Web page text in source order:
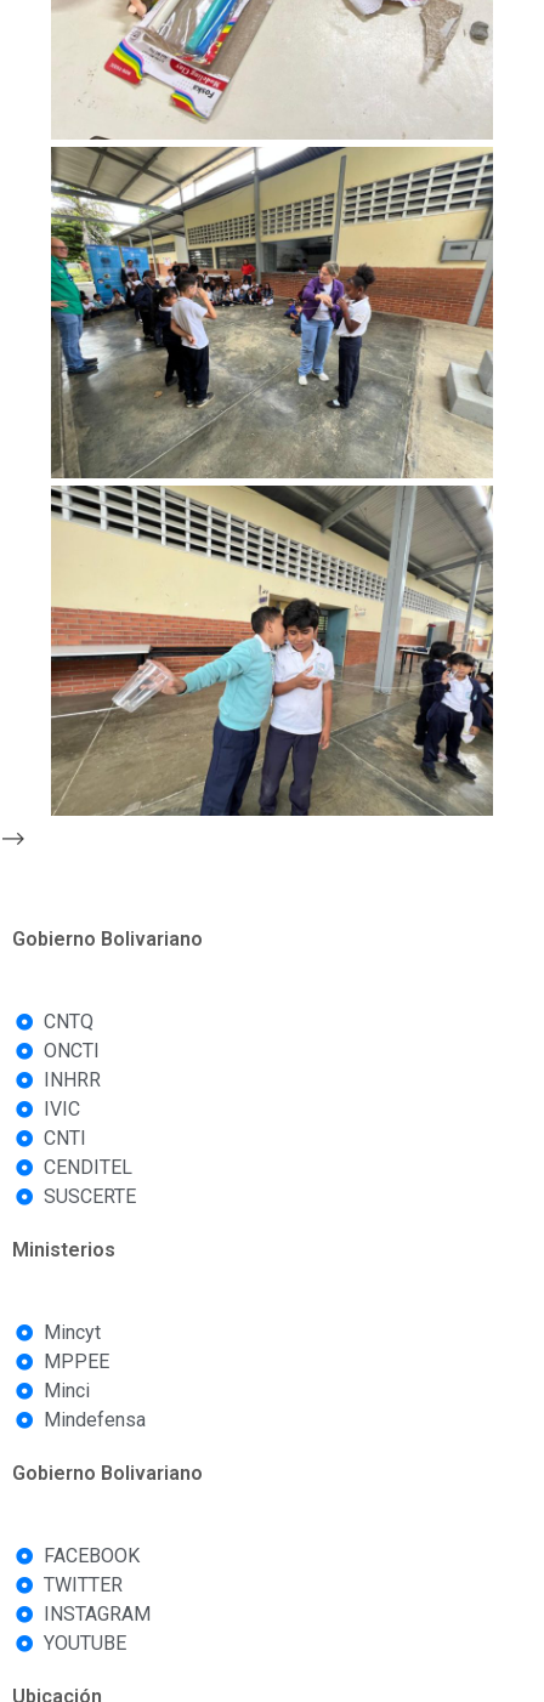
-->
Gobierno Bolivariano
CNTQ
ONCTI
INHRR
IVIC
CNTI
CENDITEL
SUSCERTE
Ministerios
Mincyt
MPPEE
Minci
Mindefensa
Gobierno Bolivariano
FACEBOOK
TWITTER
INSTAGRAM
YOUTUBE
Ubicación